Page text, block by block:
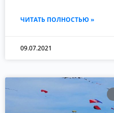
ЧИТАТЬ ПОЛНОСТЬЮ »
09.07.2021